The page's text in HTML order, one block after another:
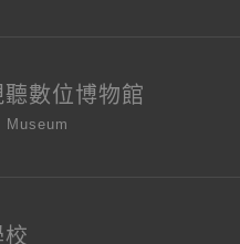
數位博物館